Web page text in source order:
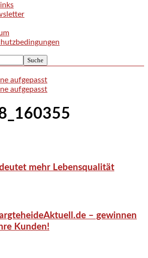
mehr Lebensqualität
– gewinnen
Kunden!